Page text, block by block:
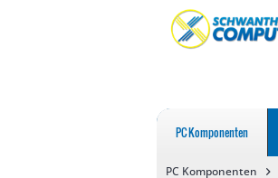
PC Komponenten
PC Komponenten